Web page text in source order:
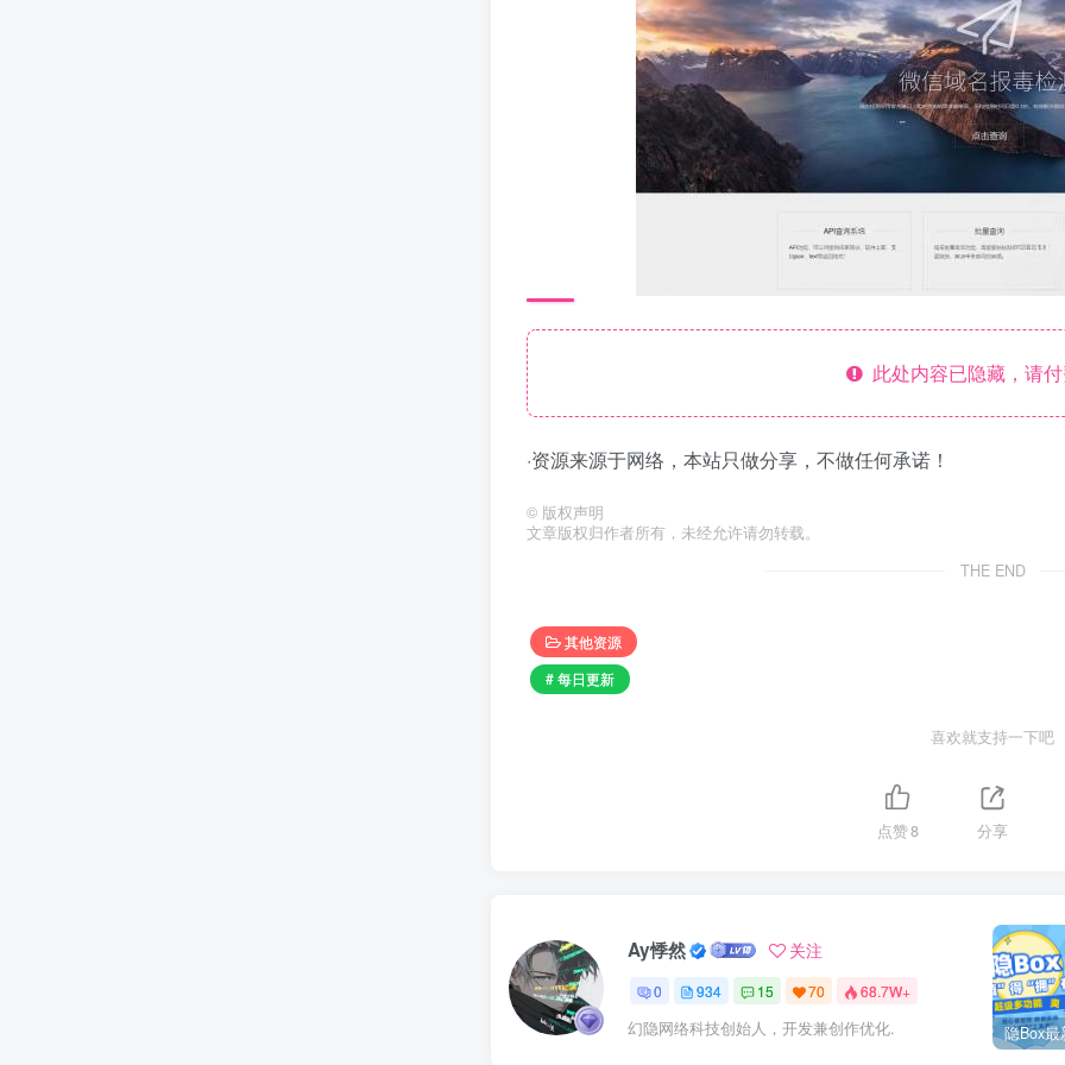
此处内容已隐藏，请
·资源来源于网络，本站只做分享，不做任何承诺！
© 版权声明
文章版权归作者所有，未经允许请勿转载。
THE END
其他资源
# 每日更新
喜欢就支持一下吧
点赞8 分享
Ay悸然 关注
0 934 15 70 68.7W+
幻隐网络科技创始人，开发兼创作优化.